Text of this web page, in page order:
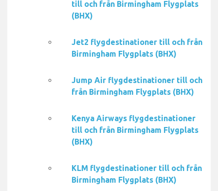
till och från Birmingham Flygplats
(BHX)
Jet2 flygdestinationer till och från
Birmingham Flygplats (BHX)
Jump Air flygdestinationer till och
från Birmingham Flygplats (BHX)
Kenya Airways flygdestinationer
till och från Birmingham Flygplats
(BHX)
KLM flygdestinationer till och från
Birmingham Flygplats (BHX)